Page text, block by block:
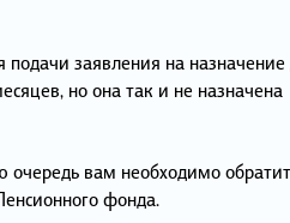
подачи заявления на
но она так и не назначена
вам необходимо
фонда.